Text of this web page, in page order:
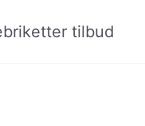
tilbud